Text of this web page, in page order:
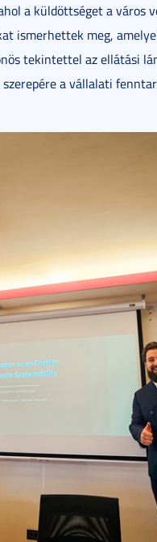
a küldöttséget a város
ismerhettek meg,
tekintettel az ellátási
a vállalati